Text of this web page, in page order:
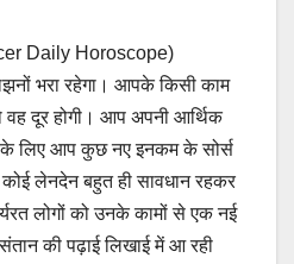
Daily Horoscope)
भरा रहेगा। आपके किसी काम
वह दूर होगी। आप अपनी आर्थिक
लिए आप कुछ नए इनकम के सोर्स
लेनदेन बहुत ही सावधान रहकर
लोगों को उनके कामों से एक नई
की पढ़ाई लिखाई में आ रही